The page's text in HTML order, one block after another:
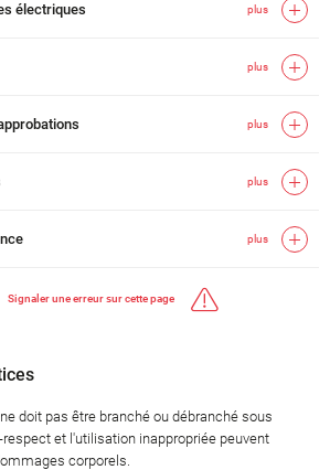
électriques plus
plus
plus
plus
plus
Signaler une erreur sur cette page
doit pas être branché ou débranché sous
respect et l'utilisation inappropriée peuvent
corporels.